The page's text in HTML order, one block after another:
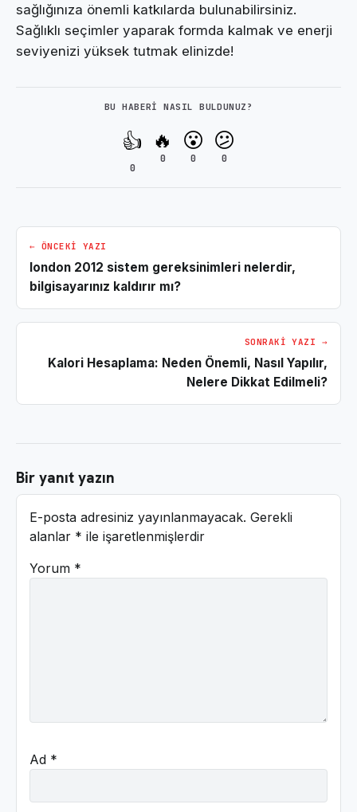
sağlığınıza önemli katkılarda bulunabilirsiniz.
Sağlıklı seçimler yaparak formda kalmak ve enerji
seviyenizi yüksek tutmak elinizde!
BU HABERI NASIL BULDUNUZ?
👍
0
🔥
0
😮
0
😕
0
← ÖNCEKI YAZI
london 2012 sistem gereksinimleri nelerdir,
bilgisayarınız kaldırır mı?
SONRAKI YAZI →
Kalori Hesaplama: Neden Önemli, Nasıl Yapılır,
Nelere Dikkat Edilmeli?
Bir yanıt yazın
E-posta adresiniz yayınlanmayacak. Gerekli
alanlar * ile işaretlenmişlerdir
Yorum *
Ad *